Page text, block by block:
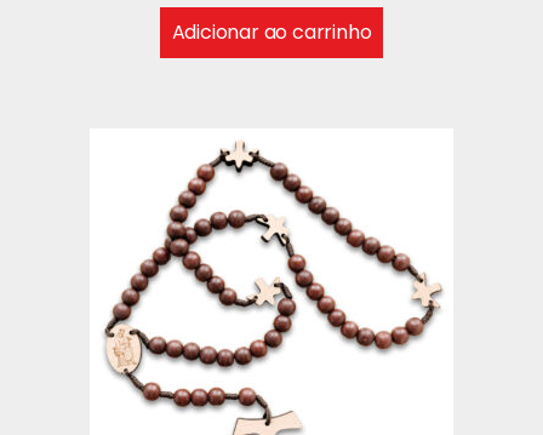
Adicionar ao carrinho